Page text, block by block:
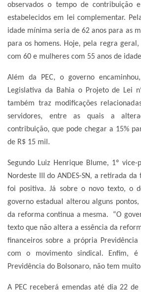
observados o tempo de contribuição
estabelecidos em lei complementar.
idade mínima seria de 62 anos para as
para os homens. Hoje, pela regra geral,
com 60 e mulheres com 55 anos de
Além da PEC, o governo
Legislativa da Bahia o Projeto de Lei
também traz modificações
servidores, entre as quais a
contribuição, que pode chegar a 15%
de R$ 15 mil.
Segundo Luiz Henrique Blume, 1º vice-
Nordeste III do ANDES-SN, a retirada
foi positiva. Já sobre o novo texto, o
governo estadual alterou alguns
da reforma continua a mesma. “O
texto que não altera a essência da
financeiros sobre a própria
com o movimento sindical. Enfim,
Previdência do Bolsonaro, não tem
A PEC receberá emendas até dia 22